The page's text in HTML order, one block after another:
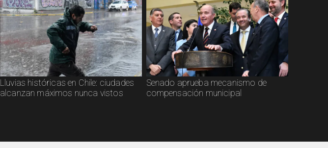
Lluvias históricas en Chile: ciudades
alcanzan máximos nunca vistos
Senado aprueba mecanismo de
compensación municipal